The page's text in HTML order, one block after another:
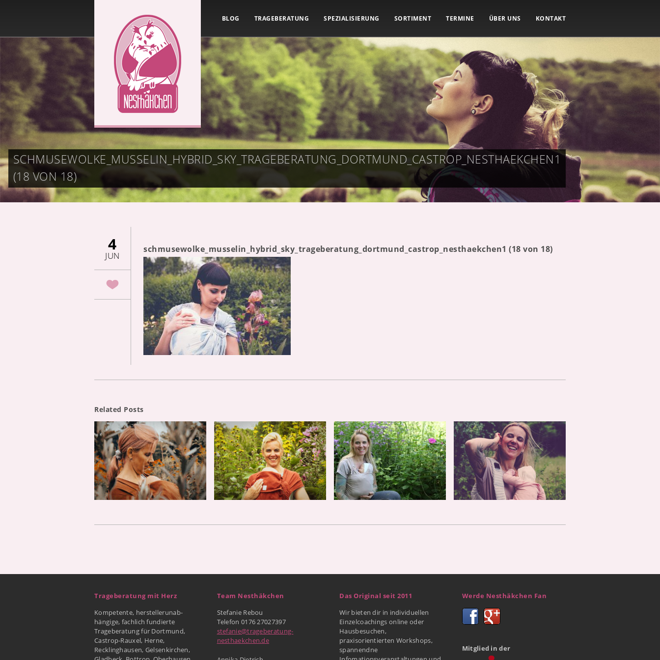
BLOG TRAGEBERATUNG SPEZIALISIERUNG SORTIMENT TERMINE ÜBER UNS KONTAKT
SCHMUSEWOLKE_MUSSELIN_HYBRID_SKY_TRAGEBERATUNG_DORTMUND_CASTROP_NESTHAEKCHEN1
(18 VON 18)
4
JUN
schmusewolke_musselin_hybrid_sky_trageberatung_dortmund_castrop_nesthaekchen1 (18 von 18)
Related Posts
Trageberatung mit Herz
Kompetente, herstellerunab-
hängige, fachlich fundierte
Trageberatung für Dortmund,
Castrop-Rauxel, Herne,
Recklinghausen, Gelsenkirchen,
Team Nesthäkchen
Stefanie Rebou
Telefon 0176 27027397
stefanie@trageberatung-
nesthaekchen.de
Das Original seit 2011
Wir bieten dir in individuellen
Einzelcoachings online oder
Hausbesuchen,
praxisorientierten Workshops,
spannendne
Werde Nesthäkchen Fan
Mitglied in der